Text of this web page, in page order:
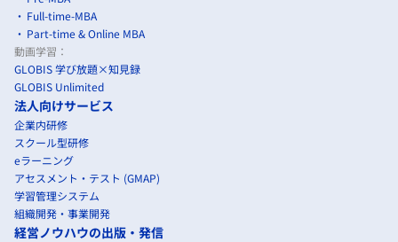
Full-time-MBA
Part-time & Online MBA
動画学習：
GLOBIS 学び放題×知見録
GLOBIS Unlimited
法人向けサービス
企業内研修
スクール型研修
eラーニング
アセスメント・テスト (GMAP)
学習管理システム
組織開発・事業開発
経営ノウハウの出版・発信